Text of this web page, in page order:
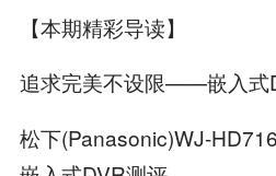
【本期精彩导读】
追求完美不设限——嵌入式
松下(Panasonic)WJ-